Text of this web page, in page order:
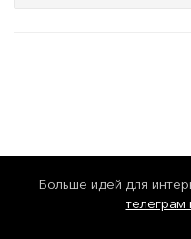
Больше идей для
телеграм